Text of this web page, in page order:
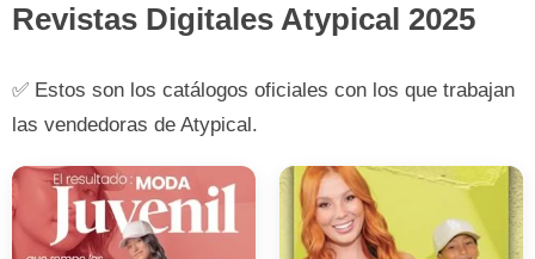
Revistas Digitales Atypical 2025
✅ Estos son los catálogos oficiales con los que trabajan
las vendedoras de Atypical.